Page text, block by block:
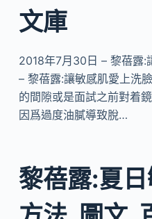
文庫
2018年7月30日 – 黎蓓露:
– 黎蓓露:讓敏感肌愛上洗
的間隙或是面試之前對着
因爲過度油膩導致脫…
黎蓓露:夏